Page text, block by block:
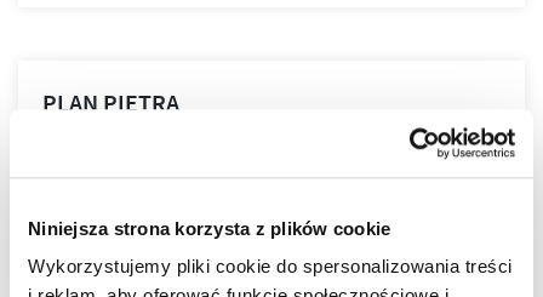
Niniejsza strona korzysta z plików cookie
Wykorzystujemy pliki cookie do spersonalizowania treści
PLAN PIĘTRA
PLAN MIESZKANIA